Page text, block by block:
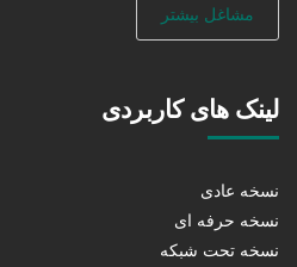
مشاغل بیشتر
لینک های کاربردی
نسخه عادی
نسخه حرفه ای
نسخه تحت شبکه